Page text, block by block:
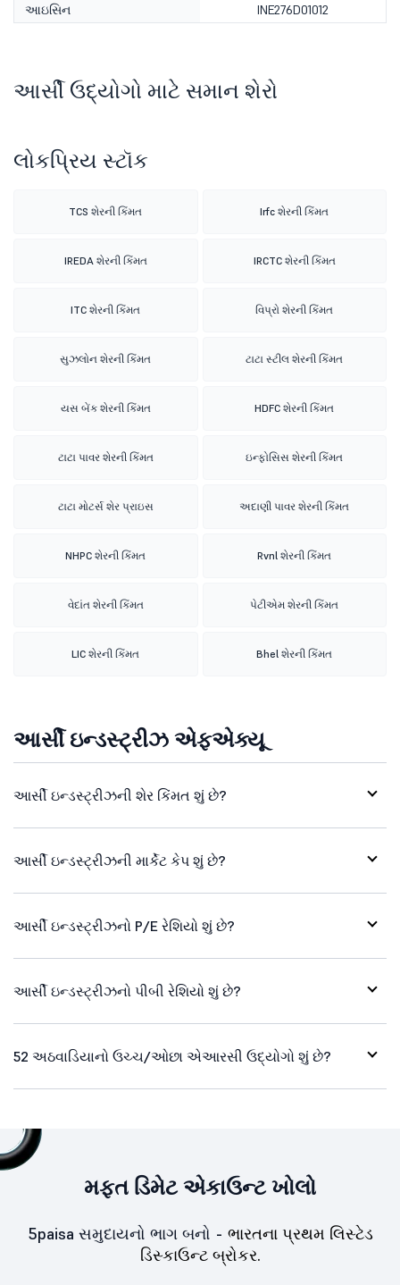
આઇસિન INE276D01012
આર્સી ઉદ્યોગો માટે સમાન શેરો
લોકપ્રિય સ્ટૉક
TCS શેરની કિંમત Irfc શેરની કિંમત
IREDA શેરની કિંમત IRCTC શેરની કિંમત
ITC શેરની કિંમત વિપ્રો શેરની કિંમત
સુઝલોન શેરની કિંમત ટાટા સ્ટીલ શેરની કિંમત
યસ બેંક શેરની કિંમત HDFC શેરની કિંમત
ટાટા પાવર શેરની કિંમત ઇન્ફોસિસ શેરની કિંમત
ટાટા મોટર્સ શેર પ્રાઇસ અદાણી પાવર શેરની કિંમત
NHPC શેરની કિંમત Rvnl શેરની કિંમત
વેદાંત શેરની કિંમત પેટીએમ શેરની કિંમત
LIC શેરની કિંમત Bhel શેરની કિંમત
આર્સી ઇન્ડસ્ટ્રીઝ એફએક્યૂ
આર્સી ઇન્ડસ્ટ્રીઝની શેર કિંમત શું છે?
આર્સી ઇન્ડસ્ટ્રીઝની માર્કેટ કેપ શું છે?
આર્સી ઇન્ડસ્ટ્રીઝનો P/E રેશિયો શું છે?
આર્સી ઇન્ડસ્ટ્રીઝનો પીબી રેશિયો શું છે?
52 અઠવાડિયાનો ઉચ્ચ/ઓછા એઆરસી ઉદ્યોગો શું છે?
મફત ડિમેટ એકાઉન્ટ ખોલો
5paisa સમુદાયનો ભાગ બનો - ભારતના પ્રથમ લિસ્ટેડ
ડિસ્કાઉન્ટ બ્રોકર.